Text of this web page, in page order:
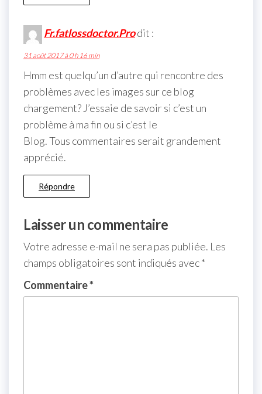
Fr.fatlossdoctor.Prodit :
31 août 2017 à 0 h 16 min
Hmm est quelqu’un d’autre qui rencontre des
problèmes avec les images sur ce blog
chargement? J’essaie de savoir si c’est un
problème à ma fin ou si c’est le
Blog. Tous commentaires serait grandement
apprécié.
Répondre
Laisser un commentaire
Votre adresse e-mail ne sera pas publiée. Les
champs obligatoires sont indiqués avec*
Commentaire*